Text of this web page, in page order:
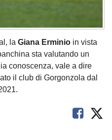
la Giana Erminio in vista
sta valutando un
conoscenza, vale a dire
il club di Gorgonzola dal